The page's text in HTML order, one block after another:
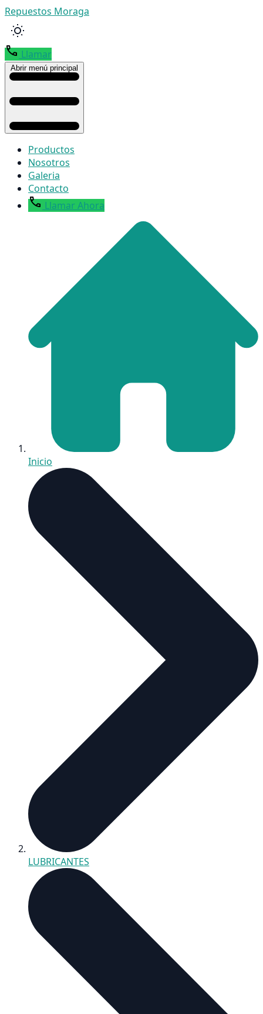
Repuestos Moraga
Llamar
Abrir menú principal
Productos
Nosotros
Galeria
Contacto
Llamar Ahora
Inicio
LUBRICANTES